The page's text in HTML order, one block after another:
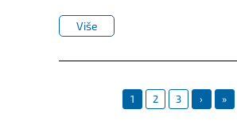
Više
1 2 3 › »